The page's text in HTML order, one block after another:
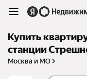
Купить
станции
Москва и МО